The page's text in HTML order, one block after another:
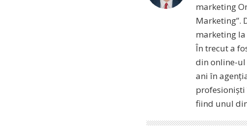
marketing
Marketing”.
marketing
În trecut a
din online-ul
ani în
profesioniști
fiind unul